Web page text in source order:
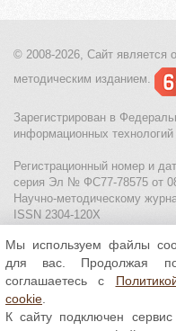
© 2008-2026, Сайт является
методическим изданием.
Зарегистрирован в
информационных
Регистрационный номер и
серия Эл № ФС77-78575 от
Научно-методическому
ISSN 2304-120X
МЦИТО|Школьные
Политика использования
защиты персональных
Все
Commons С указанием
Мы используем файлы
для вас. Продолжая
соглашаетесь с
cookie
К сайту подключен